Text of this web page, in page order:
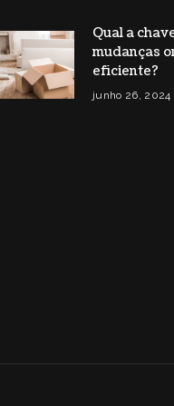
Qual a
mudanças
eficiente?
junho 26, 2024